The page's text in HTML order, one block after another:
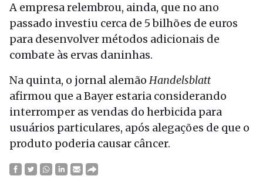
A empresa relembrou, ainda, que no ano
passado investiu cerca de 5 bilhões de euros
para desenvolver métodos adicionais de
combate às ervas daninhas.
Na quinta, o jornal alemão Handelsblatt
afirmou que a Bayer estaria considerando
interromper as vendas do herbicida para
usuários particulares, após alegações de que o
produto poderia causar câncer.